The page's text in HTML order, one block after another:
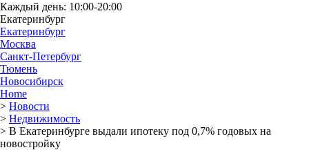
Каждый день: 10:00-20:00
Екатеринбург
Екатеринбург
Москва
Санкт-Петербург
Тюмень
Новосибирск
Home
> Новости
> Недвижимость
> В Екатеринбурге выдали ипотеку под 0,7% годовых на
новостройку